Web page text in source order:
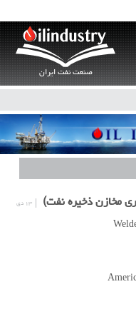
صنعت نفت ایران
۱۳ دی